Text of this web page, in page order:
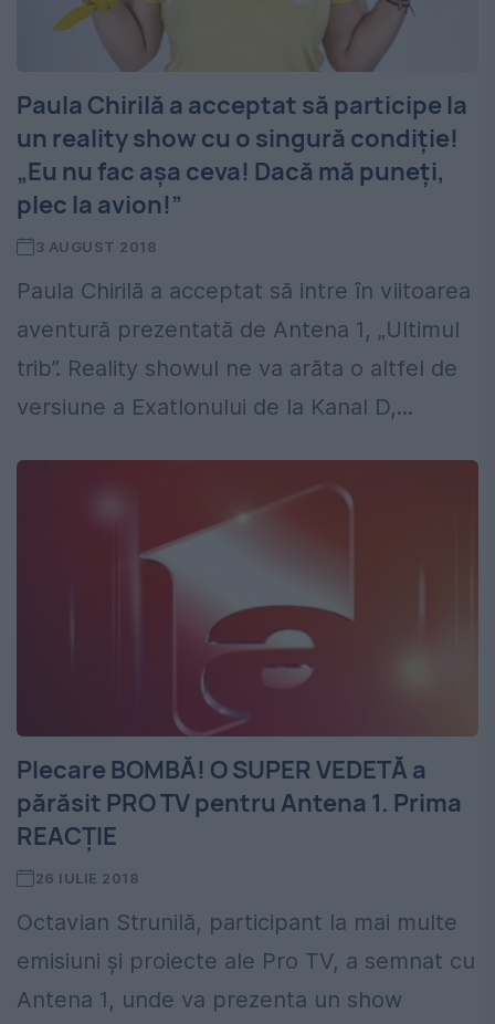
Paula Chirilă a acceptat să participe la
un reality show cu o singură condiție!
„Eu nu fac așa ceva! Dacă mă puneți,
plec la avion!”
3 AUGUST 2018
Paula Chirilă a acceptat să intre în viitoarea
aventură prezentată de Antena 1, „Ultimul
trib”. Reality showul ne va arăta o altfel de
versiune a Exatlonului de la Kanal D,...
Plecare BOMBĂ! O SUPER VEDETĂ a
părăsit PRO TV pentru Antena 1. Prima
REACȚIE
26 IULIE 2018
Octavian Strunilă, participant la mai multe
emisiuni şi proiecte ale Pro TV, a semnat cu
Antena 1, unde va prezenta un show